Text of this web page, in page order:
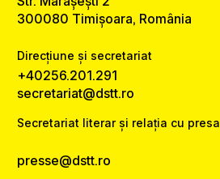
300080 Timișoara, România
Direcțiune și secretariat
+40256.201.291
secretariat@dstt.ro
Secretariat literar și relația cu presa
presse@dstt.ro